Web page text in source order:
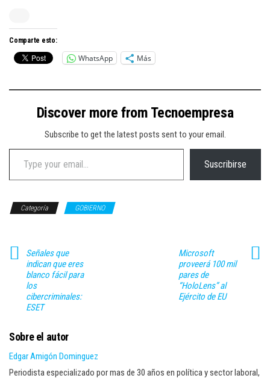
Comparte esto:
WhatsApp Más
Discover more from Tecnoempresa
Subscribe to get the latest posts sent to your email.
Type your email…
Suscribirse
Categoría GOBIERNO
Señales que
indican que eres
blanco fácil para
los
cibercriminales:
ESET
Microsoft
proveerá 100 mil
pares de
“HoloLens” al
Ejército de EU
Sobre el autor
Edgar Amigón Dominguez
Periodista especializado por mas de 30 años en política y sector laboral,